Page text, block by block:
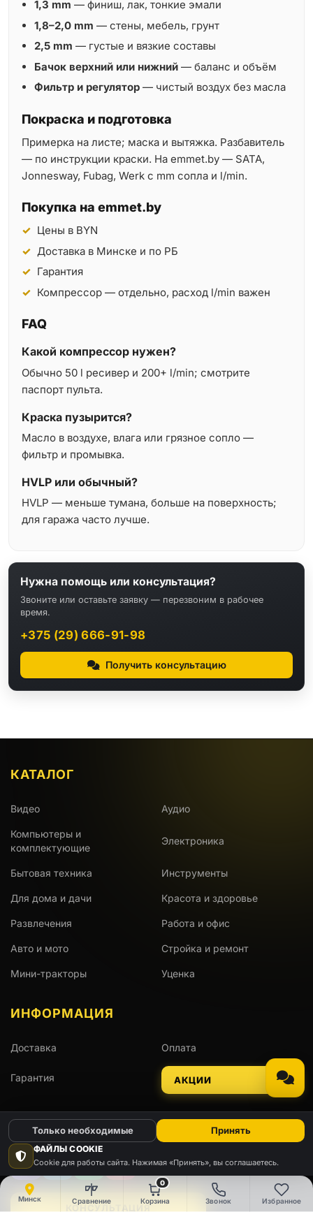
Минск Сравнение
0
Корзина Звонок Избранное
1,3 mm — финиш, лак, тонкие эмали
1,8–2,0 mm — стены, мебель, грунт
2,5 mm — густые и вязкие составы
Бачок верхний или нижний — баланс и объём
Фильтр и регулятор — чистый воздух без масла
Покраска и подготовка
Примерка на листе; маска и вытяжка. Разбавитель
— по инструкции краски. На emmet.by — SATA,
Jonnesway, Fubag, Werk с mm сопла и l/min.
Покупка на emmet.by
Цены в BYN
Доставка в Минске и по РБ
Гарантия
Компрессор — отдельно, расход l/min важен
FAQ
Какой компрессор нужен?
Обычно 50 l ресивер и 200+ l/min; смотрите
паспорт пульта.
Краска пузырится?
Масло в воздухе, влага или грязное сопло —
фильтр и промывка.
HVLP или обычный?
HVLP — меньше тумана, больше на поверхность;
для гаража часто лучше.
Нужна помощь или консультация?
Звоните или оставьте заявку — перезвоним в рабочее
время.
+375 (29) 666-91-98
Получить консультацию
КАТАЛОГ
Видео Аудио
Компьютеры и
комплектующие
Электроника
Бытовая техника Инструменты
Для дома и дачи Красота и здоровье
Развлечения Работа и офис
Авто и мото Стройка и ремонт
Мини-тракторы Уценка
ИНФОРМАЦИЯ
Доставка Оплата
Гарантия АКЦИИ
ОСТАВАЙТЕСЬ НА СВЯЗИ
Viber Telegram
КОНСУЛЬТАЦИЯ
ФАЙЛЫ COOKIE
Cookie для работы сайта. Нажимая «Принять», вы соглашаетесь.
Только необходимые Принять